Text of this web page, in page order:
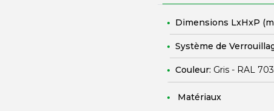
Dimensions LxHxP
Système de
Couleur: Gris - RAL
Matériaux